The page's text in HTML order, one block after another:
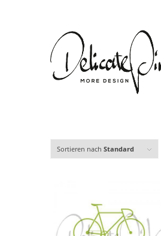
Sortieren nach Standard